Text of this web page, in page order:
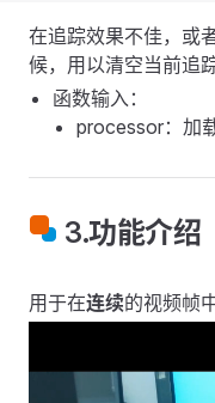
在追踪效果不佳，或
候，用以清空当前追
函数输入：
processor：加
3.功能介绍
用于在连续的视频帧